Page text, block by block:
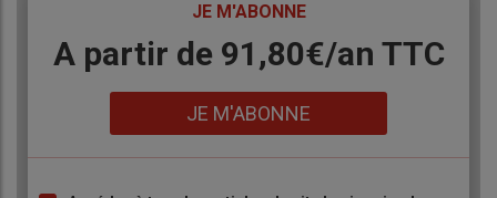
JE M'ABONNE
Body
A partir de 91,80€/an​ TTC
JE M'ABONNE